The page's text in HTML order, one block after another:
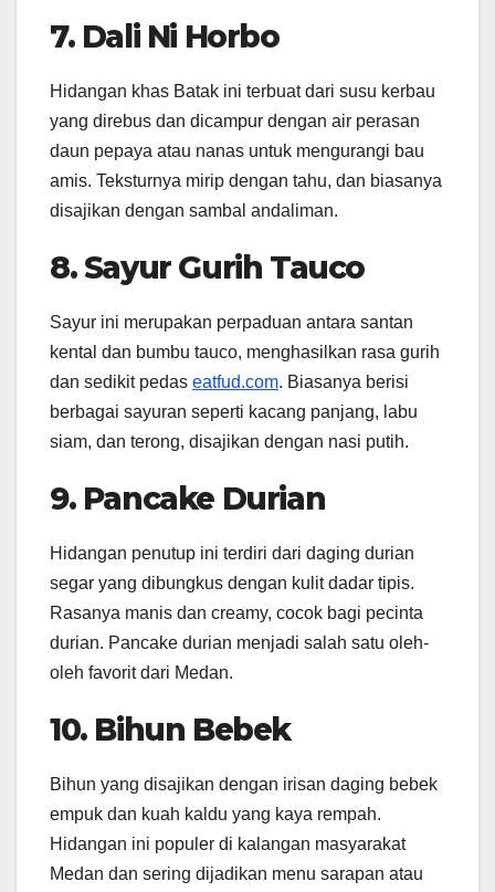
7. Dali Ni Horbo
Hidangan khas Batak ini terbuat dari susu kerbau
yang direbus dan dicampur dengan air perasan
daun pepaya atau nanas untuk mengurangi bau
amis. Teksturnya mirip dengan tahu, dan biasanya
disajikan dengan sambal andaliman.
8. Sayur Gurih Tauco
Sayur ini merupakan perpaduan antara santan
kental dan bumbu tauco, menghasilkan rasa gurih
dan sedikit pedas eatfud.com. Biasanya berisi
berbagai sayuran seperti kacang panjang, labu
siam, dan terong, disajikan dengan nasi putih.
9. Pancake Durian
Hidangan penutup ini terdiri dari daging durian
segar yang dibungkus dengan kulit dadar tipis.
Rasanya manis dan creamy, cocok bagi pecinta
durian. Pancake durian menjadi salah satu oleh-
oleh favorit dari Medan. ​
10. Bihun Bebek
Bihun yang disajikan dengan irisan daging bebek
empuk dan kuah kaldu yang kaya rempah.
Hidangan ini populer di kalangan masyarakat
Medan dan sering dijadikan menu sarapan atau